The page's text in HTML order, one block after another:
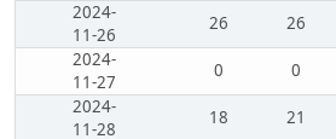
2024-
11-26
26 26
2024-
11-27
0 0
2024-
11-28
18 21